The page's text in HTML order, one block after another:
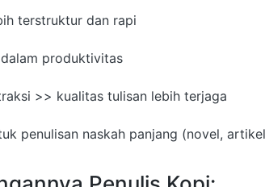
terstruktur dan rapi
dalam produktivitas
>> kualitas tulisan lebih terjaga
penulisan naskah panjang (novel,